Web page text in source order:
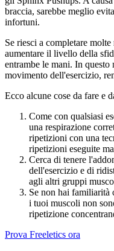
braccia, sarebbe meglio
infortuni.
Se riesci a completare
aumentare il livello della
entrambe le mani. In
movimento dell'esercizio,
Ecco alcune cose da fare e
Come con qualsiasi
una respirazione
ripetizioni con una
ripetizioni eseguite
Cerca di tenere
dell'esercizio e di
agli altri gruppi
Se non hai familiarità
i tuoi muscoli non
ripetizione
Prova Freeletics ora